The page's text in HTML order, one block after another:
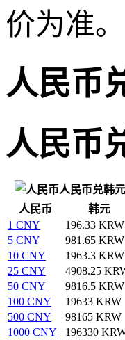
价为准。
人民币
人民币
人民币兑韩元
人民币
韩元
1 CNY
196.33 KRW
5 CNY
981.65 KRW
10 CNY
1963.3 KRW
25 CNY
4908.25
50 CNY
9816.5 KRW
100 CNY
19633 KRW
500 CNY
98165 KRW
1000 CNY
196330